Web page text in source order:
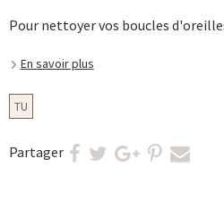
Pour nettoyer vos boucles
En savoir plus
TU
Partager